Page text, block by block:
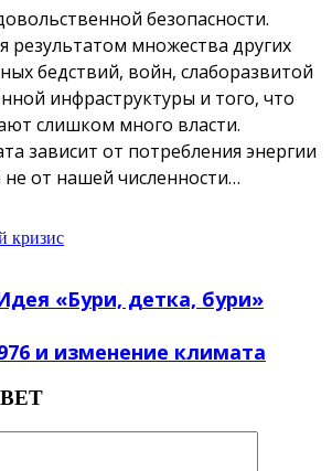
безопасности.
результатом множества других
бедствий, войн, слаборазвитой
инфраструктуры и того, что
слишком много власти.
зависит от потребления энергии
от нашей численности…
кризис
«Бури, детка, бури»
и изменение климата